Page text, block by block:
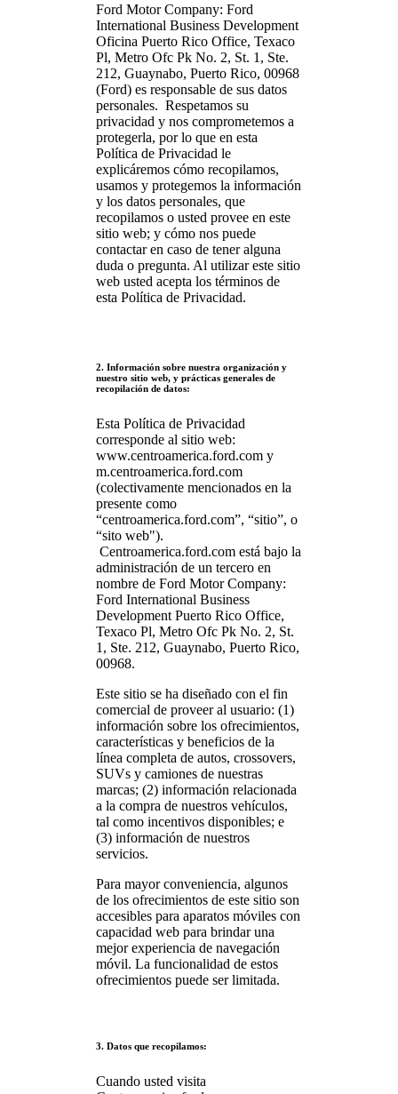
Ford Motor Company: Ford
International Business Development
Oficina Puerto Rico Office, Texaco
Pl, Metro Ofc Pk No. 2, St. 1, Ste.
212, Guaynabo, Puerto Rico, 00968
(Ford) es responsable de sus datos
personales. Respetamos su
privacidad y nos comprometemos a
protegerla, por lo que en esta
Política de Privacidad le
explicáremos cómo recopilamos,
usamos y protegemos la información
y los datos personales, que
recopilamos o usted provee en este
sitio web; y cómo nos puede
contactar en caso de tener alguna
duda o pregunta. Al utilizar este sitio
web usted acepta los términos de
esta Política de Privacidad.
2. Información sobre nuestra organización y
nuestro sitio web, y prácticas generales de
recopilación de datos:
Esta Política de Privacidad
corresponde al sitio web:
www.centroamerica.ford.com y
m.centroamerica.ford.com
(colectivamente mencionados en la
presente como
“centroamerica.ford.com”, “sitio”, o
“sito web").
Centroamerica.ford.com está bajo la
administración de un tercero en
nombre de Ford Motor Company:
Ford International Business
Development Puerto Rico Office,
Texaco Pl, Metro Ofc Pk No. 2, St.
1, Ste. 212, Guaynabo, Puerto Rico,
00968.
Este sitio se ha diseñado con el fin
comercial de proveer al usuario: (1)
información sobre los ofrecimientos,
características y beneficios de la
línea completa de autos, crossovers,
SUVs y camiones de nuestras
marcas; (2) información relacionada
a la compra de nuestros vehículos,
tal como incentivos disponibles; e
(3) información de nuestros
servicios.
Para mayor conveniencia, algunos
de los ofrecimientos de este sitio son
accesibles para aparatos móviles con
capacidad web para brindar una
mejor experiencia de navegación
móvil. La funcionalidad de estos
ofrecimientos puede ser limitada.
3. Datos que recopilamos:
Cuando usted visita